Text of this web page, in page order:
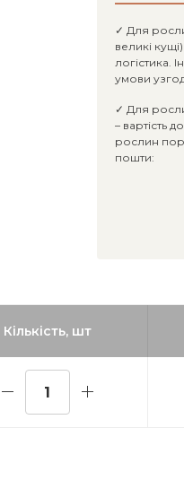
✓ Для
великі
логістика.
умови
✓ Для
– вартість
рослин
пошти:
Кількість, шт